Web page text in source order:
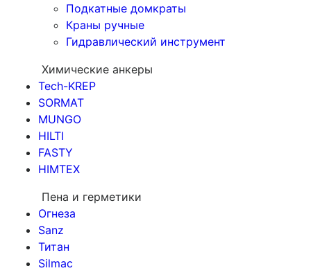
Подкатные домкраты
Краны ручные
Гидравлический инструмент
Химические анкеры
Tech-KREP
SORMAT
MUNGO
HILTI
FASTY
HIMTEX
Пена и герметики
Огнеза
Sanz
Титан
Silmac